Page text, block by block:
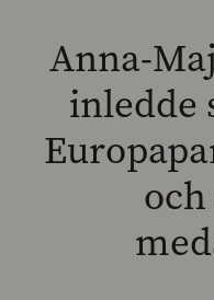
SEARCH
Anna-
inledde